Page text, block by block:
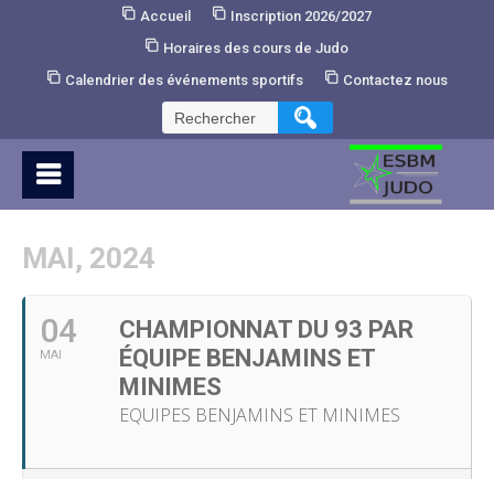
Accueil
Inscription 2026/2027
Horaires des cours de Judo
Calendrier des événements sportifs
Contactez nous
Rechercher :
MAI, 2024
04
MAI
CHAMPIONNAT DU 93 PAR
ÉQUIPE BENJAMINS ET
MINIMES
EQUIPES BENJAMINS ET MINIMES